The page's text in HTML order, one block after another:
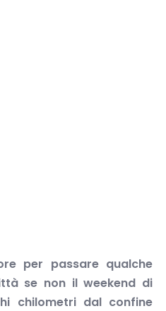
per passare qualche
se non il weekend di
chilometri dal confine